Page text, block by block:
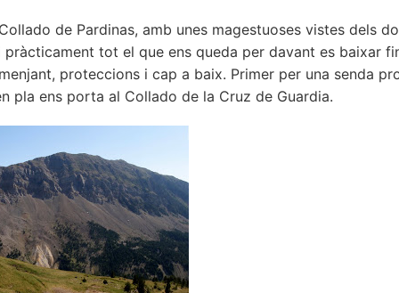
de Pardinas, amb unes magestuoses vistes dels
tot el que ens queda per davant es baixar
proteccions i cap a baix. Primer per una senda
pla ens porta al Collado de la Cruz de Guardia.